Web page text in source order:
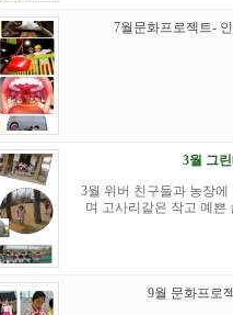
7월문화프로젝트-
3월 그
3월 위버 친구들과 농장
며 고사리같은 작고 예쁜
9월 문화프로